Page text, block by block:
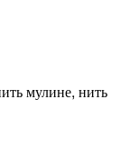
мулине, нить